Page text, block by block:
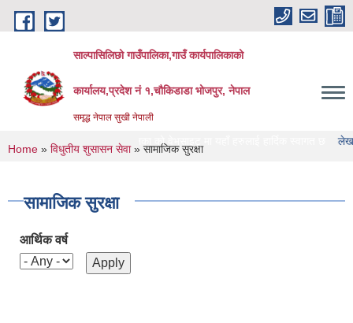
Skip to main content
साल्पासिलिछो गाउँपालिका,गाउँ कार्यपालिकाको
कार्यालय,प्रदेश नं १,चौकिडाडा भोजपुर, नेपाल
समृद्ध नेपाल सुखी नेपाली
साल्पासिलिछो गाउँपालिका को वेभसाइट मा यहाँ हरुलाई हार्दिक स्वागत छ लेखा परिक्षण
You are here
Home » विधुतीय शुसासन सेवा» सामाजिक सुरक्षा
सामाजिक सुरक्षा
आर्थिक वर्ष